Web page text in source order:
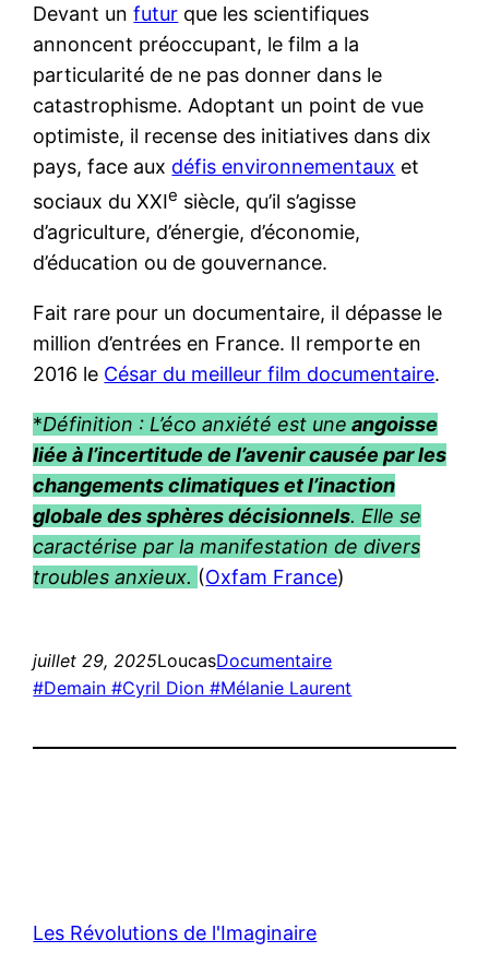
Devant unfutur que les scientifiques
annoncent préoccupant, le film a la
particularité de ne pas donner dans le
catastrophisme. Adoptant un point de vue
optimiste, il recense des initiatives dans dix
pays, face aux défis environnementaux et
sociaux du XXIe siècle, qu’il s’agisse
d’agriculture, d’énergie, d’économie,
d’éducation ou de gouvernance.
Fait rare pour un documentaire, il dépasse le
million d’entrées en France. Il remporte en
2016 le César du meilleur film documentaire.
*Définition : L’éco anxiété est une angoisse
liée à l’incertitude de l’avenir causée par les
changements climatiques et l’inaction
globale des sphères décisionnels. Elle se
caractérise par la manifestation de divers
troubles anxieux. (Oxfam France)
juillet 29, 2025LoucasDocumentaire
#Demain #Cyril Dion #Mélanie Laurent
Les Révolutions de l'Imaginaire